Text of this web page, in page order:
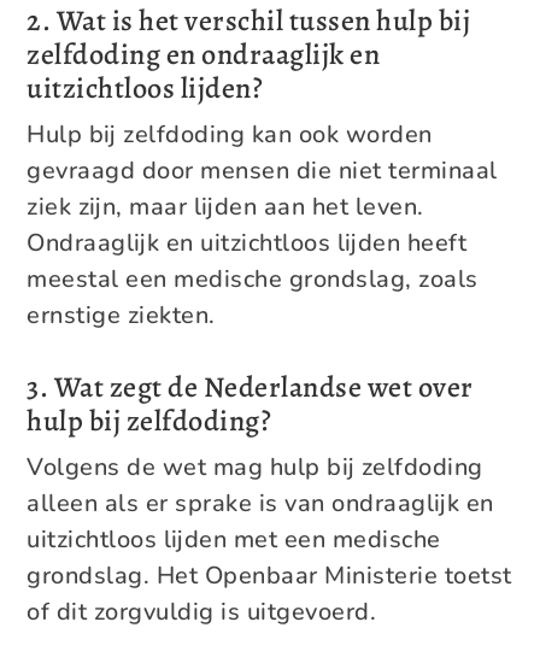
2. Wat is het verschil tussen hulp bij
zelfdoding en ondraaglijk en
uitzichtloos lijden?
Hulp bij zelfdoding kan ook worden
gevraagd door mensen die niet terminaal
ziek zijn, maar lijden aan het leven.
Ondraaglijk en uitzichtloos lijden heeft
meestal een medische grondslag, zoals
ernstige ziekten.
3. Wat zegt de Nederlandse wet over
hulp bij zelfdoding?
Volgens de wet mag hulp bij zelfdoding
alleen als er sprake is van ondraaglijk en
uitzichtloos lijden met een medische
grondslag. Het Openbaar Ministerie toetst
of dit zorgvuldig is uitgevoerd.